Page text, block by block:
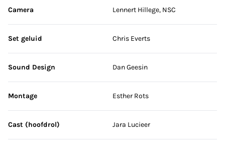
Camera Lennert Hillege, NSC
Set geluid Chris Everts
Sound Design Dan Geesin
Montage Esther Rots
Cast (hoofdrol) Jara Lucieer